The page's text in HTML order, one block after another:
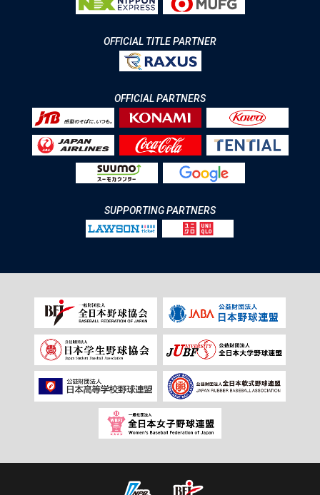
OFFICIAL TITLE PARTNER
OFFICIAL PARTNERS
SUPPORTING PARTNERS